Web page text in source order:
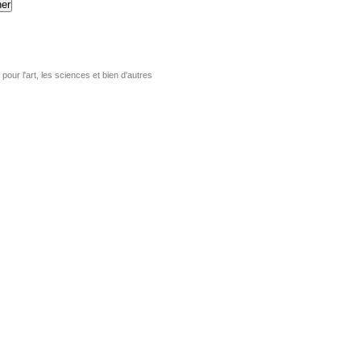
pour l'art, les sciences et bien d'autres